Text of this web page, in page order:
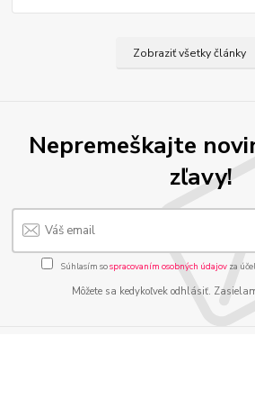
Zobraziť všetky články
Nepremeškajte
zľavy!
Súhlasím sospracovaním osobných údajov za
Môžete sa kedykoľvek odhlásiť.